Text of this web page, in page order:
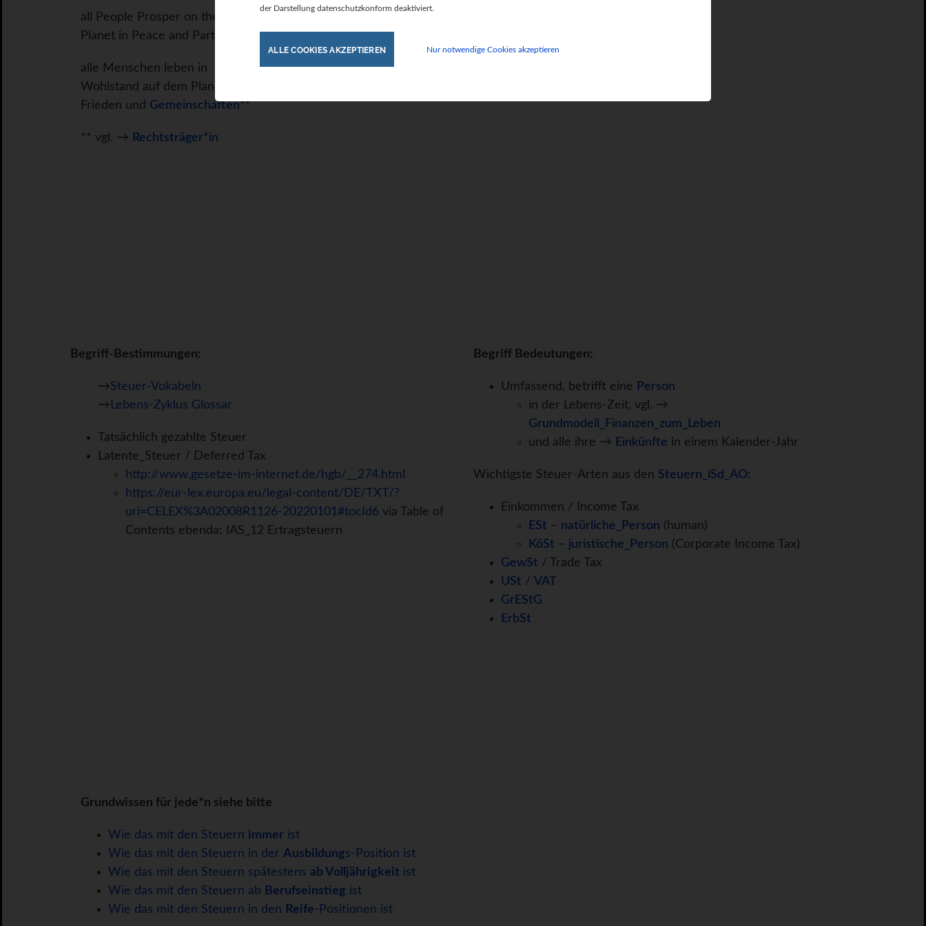
all People Prosper on the
Planet in Peace and Partnership
alle Menschen leben in
Wohlstand auf dem Planeten, in
Frieden und Gemeinschaften**
** vgl. → Rechtsträger*in
Begriff-Bestimmungen:
→Steuer-Vokabeln
→ Lebens-Zyklus Glossar
Tatsächlich gezahlte Steuer
Latente_Steuer / Deferred Tax
http://www.gesetze-im-internet.de/hgb/__274.html
https://eur-lex.europa.eu/legal-content/DE/TXT/?
uri=CELEX%3A02008R1126-20220101#tocId6 via Table of
Contents ebenda: IAS_12 Ertragsteuern
Begriff Bedeutungen:
Umfassend, betrifft eine Person
in der Lebens-Zeit, vgl. →
Grundmodell_Finanzen_zum_Leben
und alle ihre → Einkünfte in einem Kalender-Jahr
Wichtigste Steuer-Arten aus den Steuern_iSd_AO:
Einkommen / Income Tax
ESt – natürliche_Person (human)
KöSt – juristische_Person (Corporate Income Tax)
GewSt / Trade Tax
USt / VAT
GrEStG
ErbSt
Grundwissen für jede*n siehe bitte
Wie das mit den Steuern immer ist
Wie das mit den Steuern in der Ausbildungs-Position ist
Wie das mit den Steuern spätestens ab Volljährigkeit ist
Wie das mit den Steuern ab Berufseinstieg ist
Wie das mit den Steuern in den Reife-Positionen ist
der Darstellung datenschutzkonform deaktiviert.
ALLE COOKIES AKZEPTIEREN Nur notwendige Cookies akzeptieren